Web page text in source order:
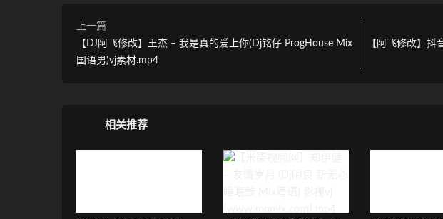
上一篇
【DJ阿飞修改】王杰 – 我是真的爱上你(Dj铭仔 ProgHouse Mix
国语男)vj素材.mp4
【阿飞修改】抖
相关推荐